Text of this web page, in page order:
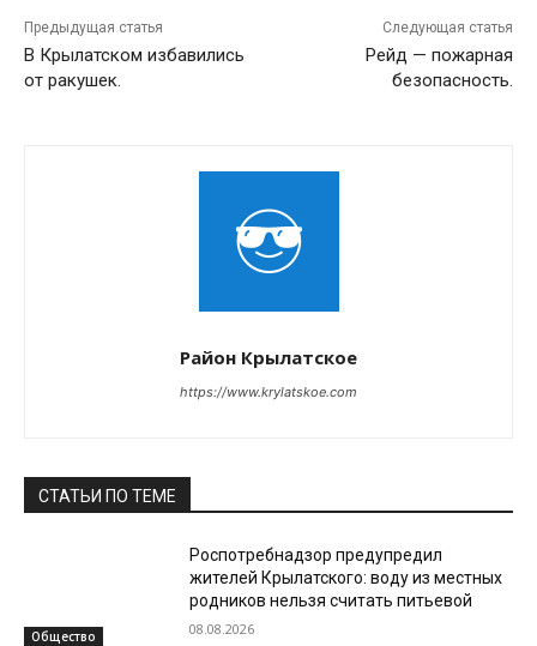
Предыдущая статья
В Крылатском избавились
от ракушек.
Следующая статья
Рейд — пожарная
безопасность.
Район Крылатское
https://www.krylatskoe.com
СТАТЬИ ПО ТЕМЕ
Общество
Роспотребнадзор предупредил
жителей Крылатского: воду из местных
родников нельзя считать питьевой
08.08.2026